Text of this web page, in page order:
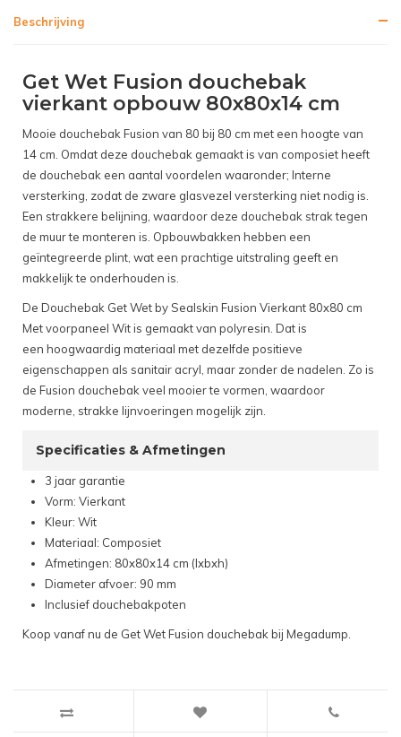
Beschrijving
Get Wet Fusion douchebak
vierkant opbouw 80x80x14 cm
Mooie douchebak Fusion van 80 bij 80 cm met een hoogte van
14 cm. Omdat deze douchebak gemaakt is van composiet heeft
de douchebak een aantal voordelen waaronder; Interne
versterking, zodat de zware glasvezel versterking niet nodig is.
Een strakkere belijning, waardoor deze douchebak strak tegen
de muur te monteren is. Opbouwbakken hebben een
geïntegreerde plint, wat een prachtige uitstraling geeft en
makkelijk te onderhouden is.
De Douchebak Get Wet by Sealskin Fusion Vierkant 80x80 cm
Met voorpaneel Wit is gemaakt van polyresin. Dat is
een hoogwaardig materiaal met dezelfde positieve
eigenschappen als sanitair acryl, maar zonder de nadelen. Zo is
de Fusion douchebak veel mooier te vormen, waardoor
moderne, strakke lijnvoeringen mogelijk zijn.
Specificaties & Afmetingen
3 jaar garantie
Vorm: Vierkant
Kleur: Wit
Materiaal: Composiet
Afmetingen: 80x80x14 cm (lxbxh)
Diameter afvoer: 90 mm
Inclusief douchebakpoten
Koop vanaf nu de Get Wet Fusion douchebak bij Megadump.